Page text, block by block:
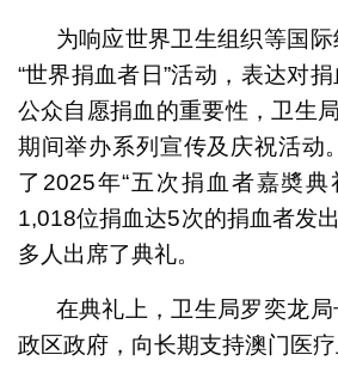
“世界捐血者日”居民踊跃参与捐血
“世界捐血者日”居民踊
为响应世界卫生组织等国
“世界捐血者日”活动，表达对
公众自愿捐血的重要性，卫生
期间举办系列宣传及庆祝活动
了2025年“五次捐血者嘉奬典
1,018位捐血达5次的捐血者发
多人出席了典礼。
在典礼上，卫生局罗奕龙
政区政府，向长期支持澳门医